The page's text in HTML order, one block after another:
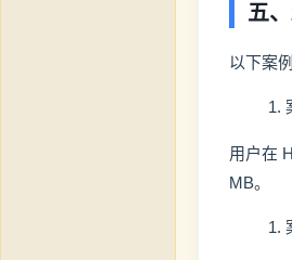
五
以下案
用户在
MB。